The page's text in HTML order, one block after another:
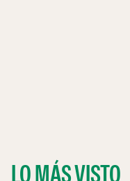
LO MÁS VISTO